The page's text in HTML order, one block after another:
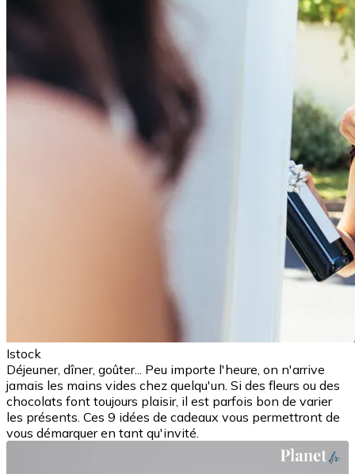
Istock
Déjeuner, dîner, goûter... Peu importe l'heure, on n'arrive
jamais les mains vides chez quelqu'un. Si des fleurs ou des
chocolats font toujours plaisir, il est parfois bon de varier
les présents. Ces 9 idées de cadeaux vous permettront de
vous démarquer en tant qu'invité.